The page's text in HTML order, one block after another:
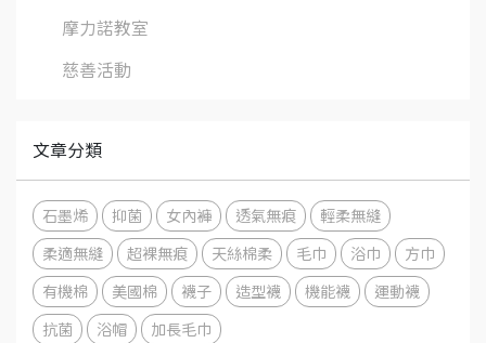
摩力諾教室
慈善活動
文章分類
石墨烯 抑菌 女內褲 透氣無痕 輕柔無縫
柔適無縫 超裸無痕 天絲棉柔 毛巾 浴巾 方巾
有機棉 美國棉 襪子 造型襪 機能襪 運動襪
抗菌 浴帽 加長毛巾